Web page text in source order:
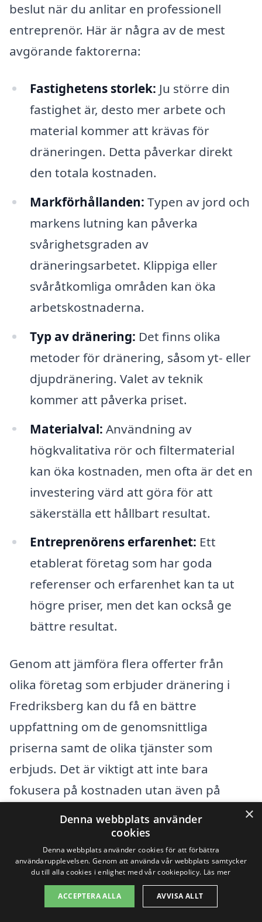
beslut när du anlitar en professionell
entreprenör. Här är några av de mest
avgörande faktorerna:
Fastighetens storlek: Ju större din
fastighet är, desto mer arbete och
material kommer att krävas för
dräneringen. Detta påverkar direkt
den totala kostnaden.
Markförhållanden: Typen av jord och
markens lutning kan påverka
svårighetsgraden av
dräneringsarbetet. Klippiga eller
svåråtkomliga områden kan öka
arbetskostnaderna.
Typ av dränering: Det finns olika
metoder för dränering, såsom yt- eller
djupdränering. Valet av teknik
kommer att påverka priset.
Materialval: Användning av
högkvalitativa rör och filtermaterial
kan öka kostnaden, men ofta är det en
investering värd att göra för att
säkerställa ett hållbart resultat.
Entreprenörens erfarenhet: Ett
etablerat företag som har goda
referenser och erfarenhet kan ta ut
högre priser, men det kan också ge
bättre resultat.
Genom att jämföra flera offerter från
olika företag som erbjuder dränering i
Fredriksberg kan du få en bättre
uppfattning om de genomsnittliga
priserna samt de olika tjänster som
erbjuds. Det är viktigt att inte bara
fokusera på kostnaden utan även på
servicekvalitet och garantier som
företaget lägger fram.
Att investera i dränering är en viktig
åtgärd för att skydda din fastighet mot
fuktskador och mögel. Se därför till att
×
Denna webbplats använder
cookies
Denna webbplats använder cookies för att förbättra
användarupplevelsen. Genom att använda vår webbplats samtycker
du till alla cookies i enlighet med vår cookiepolicy. Läs mer
ACCEPTERA ALLA AVVISA ALLT